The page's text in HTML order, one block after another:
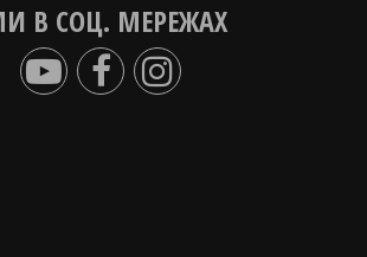
В СОЦ. МЕРЕЖАХ